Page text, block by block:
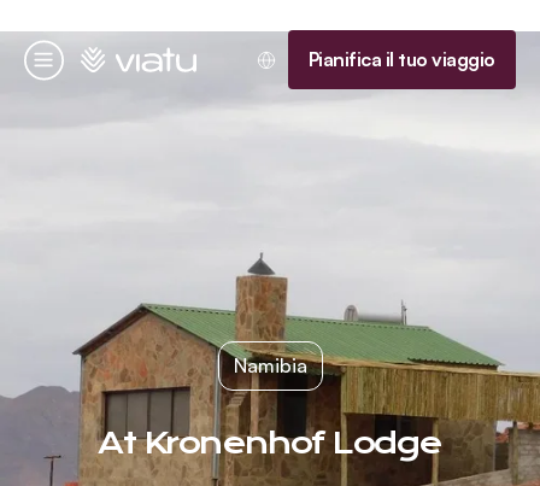
Menu
Homepage Pianifica il tuo viaggio
Namibia
At Kronenhof Lodge